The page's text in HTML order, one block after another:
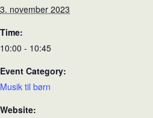
3. november 2023
Time:
10:00 - 10:45
Event Category:
Musik til børn
Website: